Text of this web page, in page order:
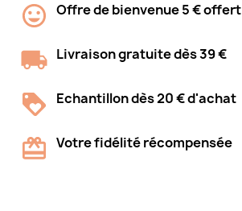
Offre de bienvenue 5 € offert
Livraison gratuite dès 39 €
Echantillon dès 20 € d'achat
Votre fidélité récompensée